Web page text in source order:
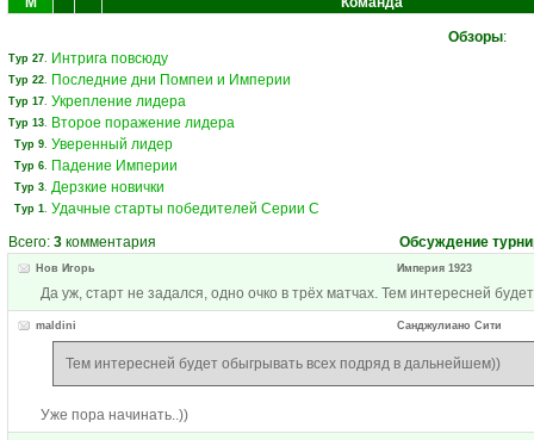
Обзоры:
Тур 27. Интрига повсюду
Тур 22. Последние дни Помпеи и Империи
Тур 17. Укрепление лидера
Тур 13. Второе поражение лидера
Тур 9. Уверенный лидер
Тур 6. Падение Империи
Тур 3. Дерзкие новички
Тур 1. Удачные старты победителей Серии С
Всего: 3 комментария Обсуждение
Нов Игорь Империя 1923
Да уж, старт не задался, одно очко в трёх матчах. Тем интересней
maldini Санджулиано Сити
Тем интересней будет обыгрывать всех подряд в дальнейшем))
Уже пора начинать..))